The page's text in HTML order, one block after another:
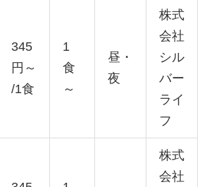
345
円～
/1食
1
食
～
昼・
夜
株式
会社
シル
バー
ライ
フ
株式
会社